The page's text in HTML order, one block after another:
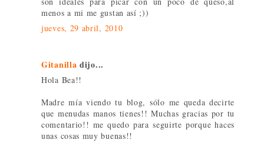
menos a mi me gustan así ;))
jueves, 29 abril, 2010
Gitanilla dijo...
Hola Bea!!
Madre mía viendo tu blog, sólo me queda decirte
que menudas manos tienes!! Muchas gracias por tu
comentario!! me quedo para seguirte porque haces
unas cosas muy buenas!!